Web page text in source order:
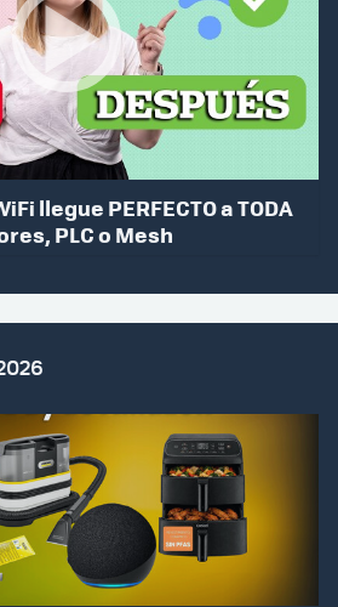
llegue PERFECTO a TODA
PLC o Mesh